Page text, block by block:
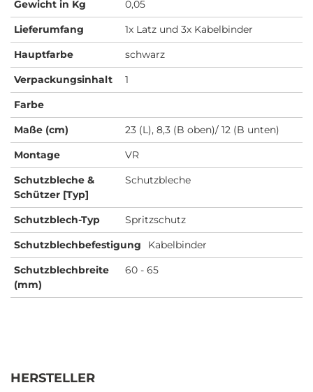
Gewicht in Kg
0,05
Lieferumfang
1x Latz und 3x Kabelbinder
Hauptfarbe
schwarz
Verpackungsinhalt
1
Farbe
Maße (cm)
23 (L), 8,3 (B oben)/ 12 (B unten)
Montage
VR
Schutzbleche &
Schützer [Typ]
Schutzbleche
Schutzblech-Typ
Spritzschutz
Schutzblechbefestigung
Kabelbinder
Schutzblechbreite
(mm)
60 - 65
HERSTELLER